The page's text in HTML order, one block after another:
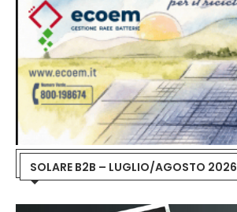
SOLARE B2B – LUGLIO/AGOSTO 2026